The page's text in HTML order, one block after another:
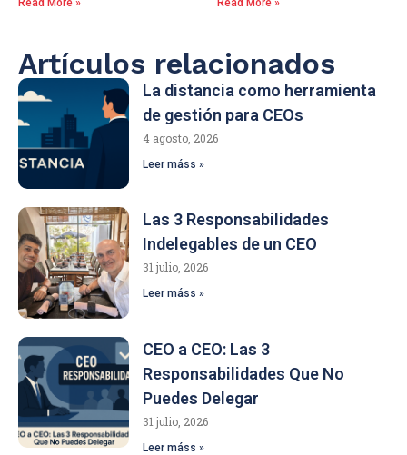
Artículos relacionados
La distancia como herramienta
de gestión para CEOs
4 agosto, 2026
Leer máss »
Las 3 Responsabilidades
Indelegables de un CEO
31 julio, 2026
Leer máss »
CEO a CEO: Las 3
Responsabilidades Que No
Puedes Delegar
31 julio, 2026
Leer máss »